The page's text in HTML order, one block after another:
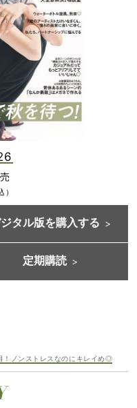
タル版を購入する
定期購読
！ノンストレスなのにキレイめ◎